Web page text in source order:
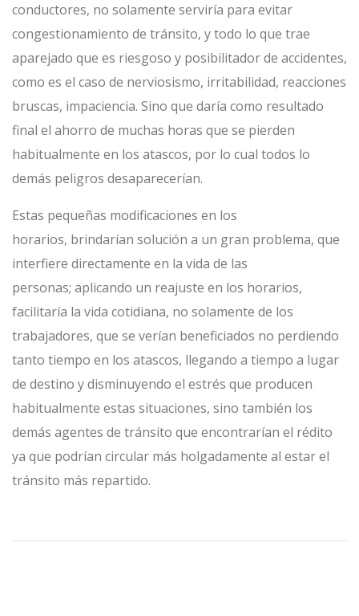
conductores, no solamente serviría para evitar
congestionamiento de tránsito, y todo lo que trae
aparejado que es riesgoso y posibilitador de accidentes,
como es el caso de nerviosismo, irritabilidad, reacciones
bruscas, impaciencia. Sino que daría como resultado
final el ahorro de muchas horas que se pierden
habitualmente en los atascos, por lo cual todos lo
demás peligros desaparecerían.
Estas pequeñas modificaciones en los
horarios, brindarían solución a un gran problema, que
interfiere directamente en la vida de las
personas; aplicando un reajuste en los horarios,
facilitaría la vida cotidiana, no solamente de los
trabajadores, que se verían beneficiados no perdiendo
tanto tiempo en los atascos, llegando a tiempo a lugar
de destino y disminuyendo el estrés que producen
habitualmente estas situaciones, sino también los
demás agentes de tránsito que encontrarían el rédito
ya que podrían circular más holgadamente al estar el
tránsito más repartido.